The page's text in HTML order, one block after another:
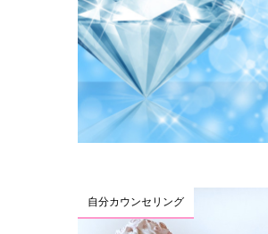
自分カウンセリング